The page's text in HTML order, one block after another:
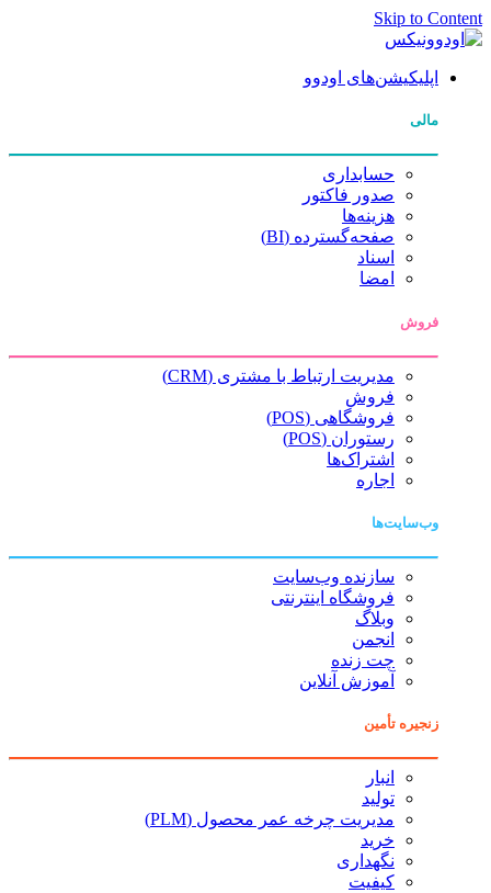
Skip to Content
اپلیکیشن‌های اودوو
مالی
حسابداری
صدور فاکتور
هزینه‌ها
صفحه‌گسترده (BI)
اسناد
امضا
فروش
مدیریت ارتباط با مشتری (CRM)
فروش
فروشگاهی (POS)
رستوران (POS)
اشتراک‌ها
اجاره
وب‌سایت‌ها
سازنده وب‌سایت
فروشگاه اینترنتی
وبلاگ
انجمن
چت زنده
آموزش آنلاین
زنجیره تأمین
انبار
تولید
مدیریت چرخه عمر محصول (PLM)
خرید
نگهداری
کیفیت